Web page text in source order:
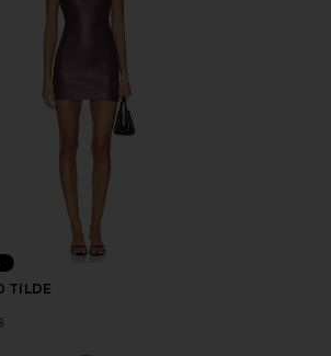
TILDE
price: